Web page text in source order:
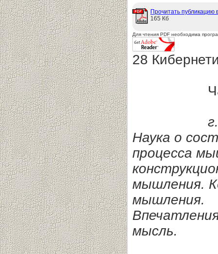
Прочитать публикацию
165 Кб
Для чтения PDF необходима
28
Наука о
процесса
мышления.
мышления.
мысль.